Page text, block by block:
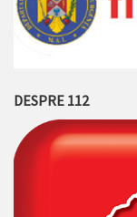
DESPRE 112